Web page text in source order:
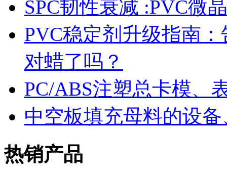
SPC韧性衰减 :PVC微
PVC稳定剂升级指南
对蜡了吗？
PC/ABS注塑总卡模、
中空板填充母料的设
热销产品